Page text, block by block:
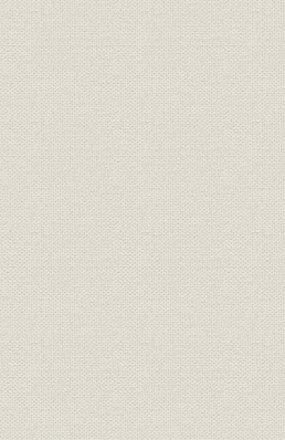
の。北海道物産共進会で何度か
入選している(イワイ靴店提供)
東京府統計表による明治前期に
おける製靴工場の概要(明治
9~14年)
明治9年
(1881年)
文明開化(明治20年ごろまで)の
靴の製造実績
明治9年
(1887年)
日本製靴(株)の創立系統図(桜組
系、東京製皮系、大蔵組系、福
島合名系)
慶応(1860
治43年)
日銀券発行前の政府紙幣10円札 [明治10年
明治15年、日本銀行の開業当時
の建物は永代橋際にあった。な
お、のちに現在地の日本橋・本
石町へ移転
明治15年